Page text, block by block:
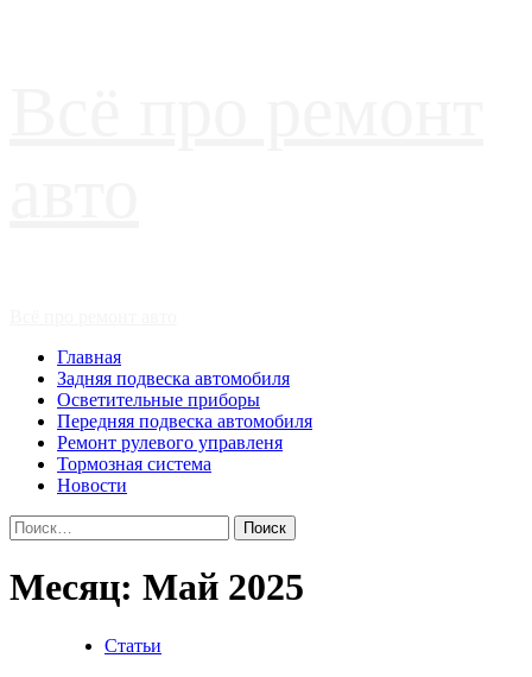
Главная
Задняя подвеска автомобиля
Осветительные приборы
Передняя подвеска автомобиля
Ремонт рулевого управленя
Тормозная система
Новости
Найти:
Месяц: Май 2025
Статьи